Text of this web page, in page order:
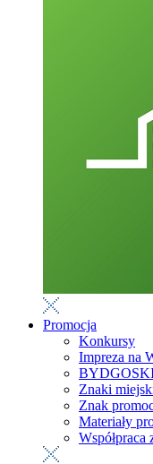
Promocja
Konkursy
Impreza na
Znaki
Znak
Materiały
Współpraca